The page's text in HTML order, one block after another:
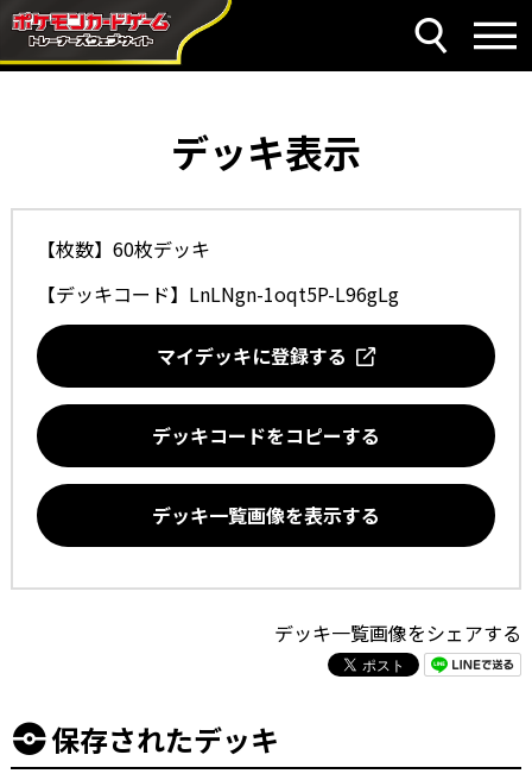
デッキ表示
【枚数】60枚デッキ
【デッキコード】 LnLNgn-1oqt5P-L96gLg
マイデッキに登録する
デッキコードをコピーする
デッキ一覧画像を表示する
デッキ一覧画像をシェアする
保存されたデッキ